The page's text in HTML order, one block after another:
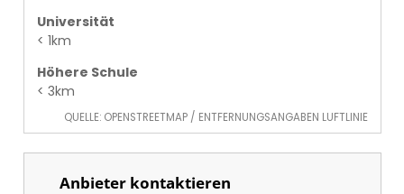
Universität
< 1km
Höhere Schule
< 3km
QUELLE: OPENSTREETMAP / ENTFERNUNGSANGABEN LUFTLINIE
Anbieter kontaktieren